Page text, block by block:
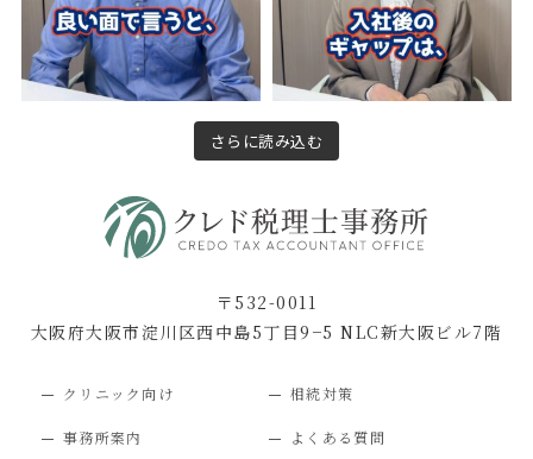
さらに読み込む
〒532-0011
大阪府大阪市淀川区西中島5丁目9−5 NLC新大阪ビル7階
クリニック向け 相続対策
事務所案内 よくある質問